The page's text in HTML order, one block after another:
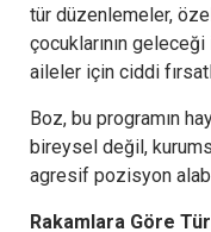
tür düzenlemeler,
çocuklarının
aileler için ciddi
Boz, bu programın
bireysel değil,
agresif pozisyon
Rakamlara Göre